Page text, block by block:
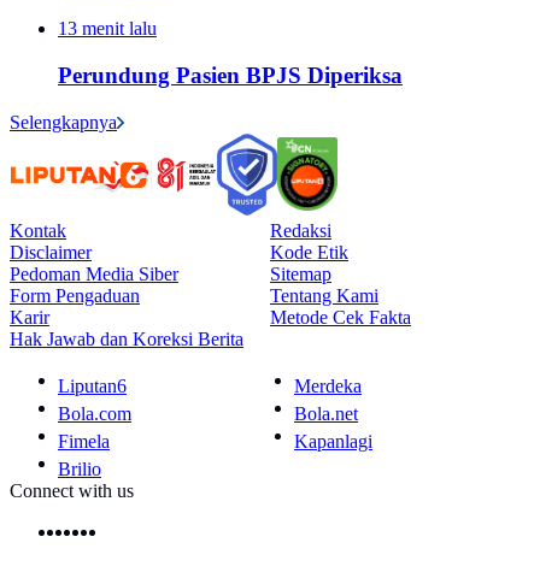
13 menit lalu
Perundung Pasien BPJS Diperiksa
Selengkapnya
Kontak
Redaksi
Disclaimer
Kode Etik
Pedoman Media Siber
Sitemap
Form Pengaduan
Tentang Kami
Karir
Metode Cek Fakta
Hak Jawab dan Koreksi Berita
Liputan6
Merdeka
Bola.com
Bola.net
Fimela
Kapanlagi
Brilio
Connect with us